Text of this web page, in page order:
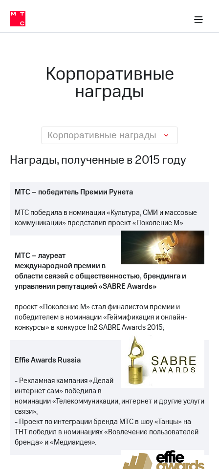
Медиа-центр
и акционерам
Устойчивое развитие
Комплаенс и деловая этика
компании
Карьера
в МТС
региона
информация
Пресс-
релизы
Достижения
Интервью
отчетность
Контакты
регионе
и акционерам
Корпоративное
управление
Корпоративный
секретарь
Раскрытие
информации
в МТС
Корпоративные
награды
Корпоративные награды
Награды, полученные в 2015 году
МТС – победитель Премии Рунета
МТС победила в номинации «Культура, СМИ и массовые
коммуникации» представив проект «Поколение М»
МТС – лауреат
международной премии в
области связей с общественностью, брендинга и
управления репутацией «SABRE Awards»
проект «Поколение М» стал финалистом премии и
победителем в номинации «Геймификация и онлайн-
конкурсы» в конкурсе In2 SABRE Awards 2015;
Effie Awards Russia
- Рекламная кампания «Делай
интернет сам» победила в
номинации «Телекоммуникации, интернет и другие услуги
связи»,
- Проект по интеграции бренда МТС в шоу «Танцы» на
ТНТ победил в номинациях «Вовлечение пользователей
бренда» и «Медиаидея».